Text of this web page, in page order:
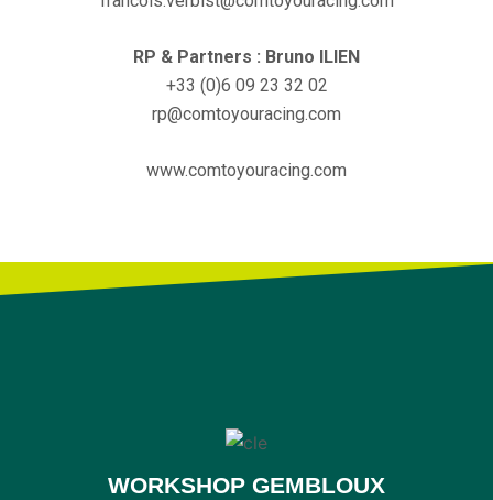
RP & Partners : Bruno ILIEN
+33 (0)6 09 23 32 02
rp@comtoyouracing.com
www.comtoyouracing.com
WORKSHOP GEMBLOUX